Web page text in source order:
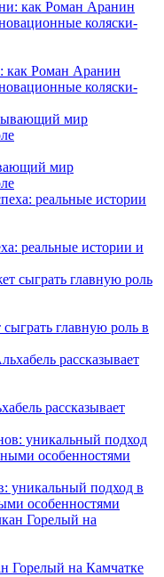
как Роман Аранин
коляски-
мир
реальные истории и
главную роль в
рассказывает
уникальный подход в
особенностями
Горелый на Камчатке